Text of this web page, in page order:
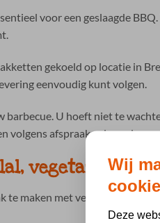
voor een geslaagde
gekoeld op locatie in
eenvoudig kunt volgen.
barbecue. U hoeft niet te
volgens afspraak geleverd.
vegetarische
te maken met verschillende
Wij
Deze